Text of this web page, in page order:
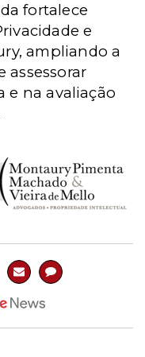
fortalece
e
ampliando a
assessorar
e na avaliação